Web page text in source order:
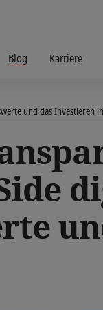
Blog Karriere
und das Investieren in